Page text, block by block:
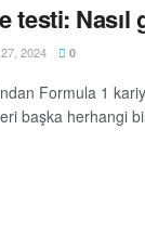
testi: Nasıl
2024 0
Formula 1
başka herhangi